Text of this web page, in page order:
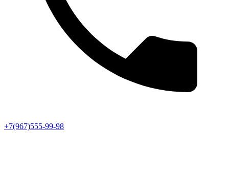
+7(967)555-99-98